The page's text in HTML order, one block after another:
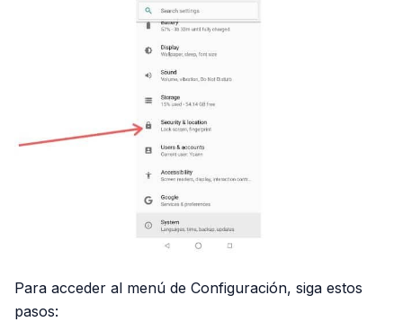
Para acceder al menú de Configuración, siga estos
pasos: